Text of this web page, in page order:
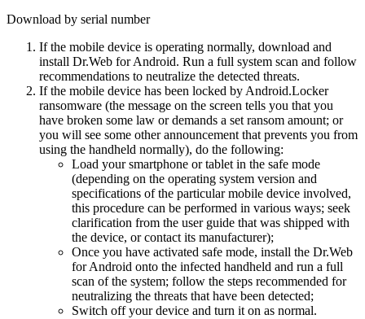
Download by serial number
If the mobile device is operating normally, download and
install Dr.Web for Android. Run a full system scan and follow
recommendations to neutralize the detected threats.
If the mobile device has been locked by Android.Locker
ransomware (the message on the screen tells you that you
have broken some law or demands a set ransom amount; or
you will see some other announcement that prevents you from
using the handheld normally), do the following:
Load your smartphone or tablet in the safe mode
(depending on the operating system version and
specifications of the particular mobile device involved,
this procedure can be performed in various ways; seek
clarification from the user guide that was shipped with
the device, or contact its manufacturer);
Once you have activated safe mode, install the Dr.Web
for Android onto the infected handheld and run a full
scan of the system; follow the steps recommended for
neutralizing the threats that have been detected;
Switch off your device and turn it on as normal.